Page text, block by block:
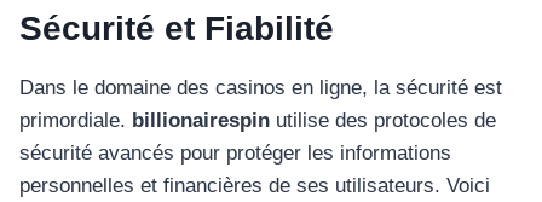
Sécurité et Fiabilité
Dans le domaine des casinos en ligne, la sécurité est
primordiale. billionairespin utilise des protocoles de
sécurité avancés pour protéger les informations
personnelles et financières de ses utilisateurs. Voici